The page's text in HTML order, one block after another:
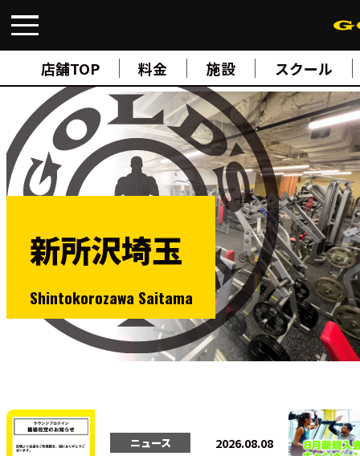
店舗TOP 料金 施設 スクール
FIND A GYM 店舗検索
ABOUT ゴールドジムについて
SUPPORT トレーニングサポート
SCHOOLスクール
STUDIOスタジオ
JOIN ご入会について
NEWSニュース
SHOP オンラインストア
法人会員
新所沢埼玉
Shintokorozawa Saitama
ニュース 2026.08.08